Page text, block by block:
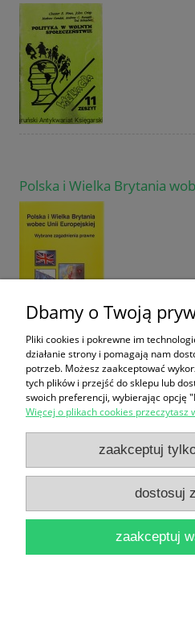
Polska i Wielka Brytania
Polska Myśl Liberalno-
1795-1830
Dbamy o Twoją
Pliki cookies i pokrewne im
działanie strony i pomagają nam
potrzeb. Możesz zaakceptować
tych plików i przejść do sklepu lub
swoich preferencji, wybierając opcję
Więcej o plikach cookies przeczytasz
zaakceptuj
dostosuj
zaakceptuj